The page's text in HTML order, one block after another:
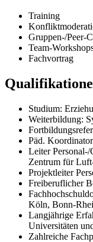
Training
Gruppen-/Peer-
Team-
Fachvortrag
Studium:
Weiterbildung:
Päd.
Leiter
Zentrum für
Projektleiter
Freiberuflicher
Köln, Bonn-
Langjährige
Universitäten
Zahlreiche